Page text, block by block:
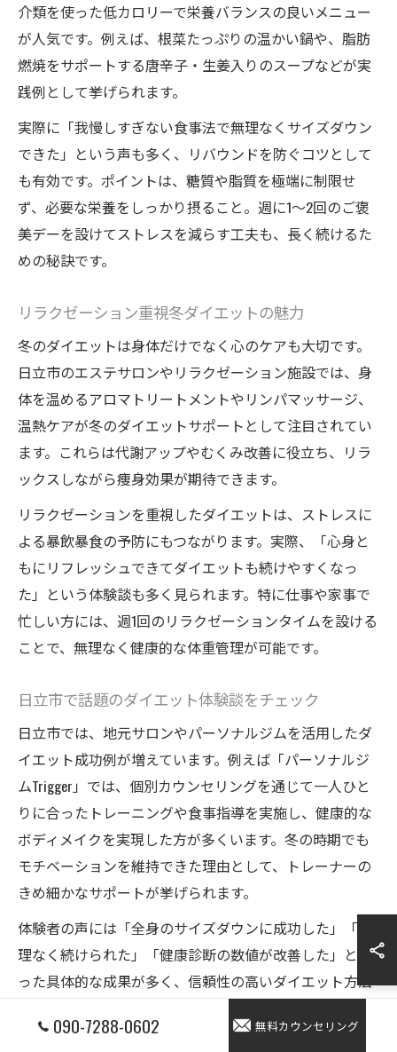
介類を使った低カロリーで栄養バランスの良いメニュー
が人気です。例えば、根菜たっぷりの温かい鍋や、脂肪
燃焼をサポートする唐辛子・生姜入りのスープなどが実
践例として挙げられます。
実際に「我慢しすぎない食事法で無理なくサイズダウン
できた」という声も多く、リバウンドを防ぐコツとして
も有効です。ポイントは、糖質や脂質を極端に制限せ
ず、必要な栄養をしっかり摂ること。週に1～2回のご褒
美デーを設けてストレスを減らす工夫も、長く続けるた
めの秘訣です。
リラクゼーション重視冬ダイエットの魅力
冬のダイエットは身体だけでなく心のケアも大切です。
日立市のエステサロンやリラクゼーション施設では、身
体を温めるアロマトリートメントやリンパマッサージ、
温熱ケアが冬のダイエットサポートとして注目されてい
ます。これらは代謝アップやむくみ改善に役立ち、リラ
ックスしながら痩身効果が期待できます。
リラクゼーションを重視したダイエットは、ストレスに
よる暴飲暴食の予防にもつながります。実際、「心身と
もにリフレッシュできてダイエットも続けやすくなっ
た」という体験談も多く見られます。特に仕事や家事で
忙しい方には、週1回のリラクゼーションタイムを設ける
ことで、無理なく健康的な体重管理が可能です。
日立市で話題のダイエット体験談をチェック
日立市では、地元サロンやパーソナルジムを活用したダ
イエット成功例が増えています。例えば「パーソナルジ
ムTrigger」では、個別カウンセリングを通じて一人ひと
りに合ったトレーニングや食事指導を実施し、健康的な
ボディメイクを実現した方が多くいます。冬の時期でも
モチベーションを維持できた理由として、トレーナーの
きめ細かなサポートが挙げられます。
体験者の声には「全身のサイズダウンに成功した」「無
理なく続けられた」「健康診断の数値が改善した」とい
った具体的な成果が多く、信頼性の高いダイエット方法
こうした地元の体験談を参考にしながら、自分に合った
090-7288-0602 無料カウンセリング